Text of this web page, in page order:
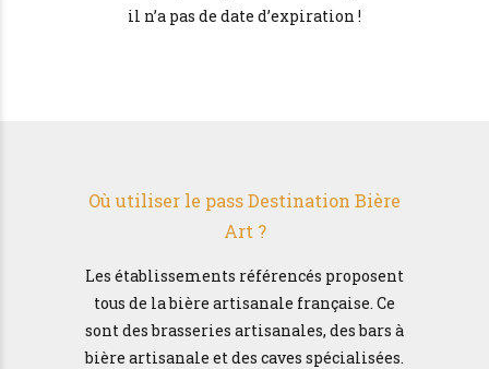
il n’a pas de date d’expiration !
Où utiliser le pass Destination Bière
Art ?
Les établissements référencés proposent
tous de la bière artisanale française. Ce
sont des brasseries artisanales, des bars à
bière artisanale et des caves spécialisées.